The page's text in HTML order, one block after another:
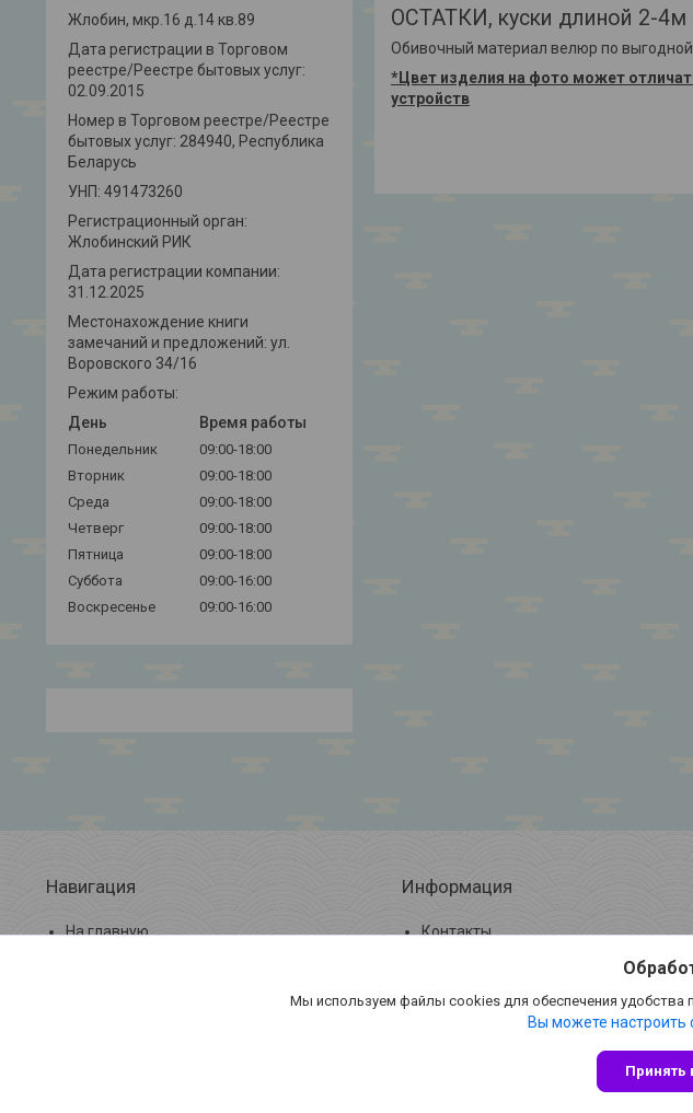
ОСТАТКИ, куски длиной 2-4м
Обивочный материал велюр по выгодной
*Цвет изделия на фото может
устройств
Жлобин, мкр.16 д.14 кв.89
Дата регистрации в Торговом
реестре/Реестре бытовых услуг:
02.09.2015
Номер в Торговом реестре/Реестре
бытовых услуг: 284940, Республика
Беларусь
УНП: 491473260
Регистрационный орган:
Жлобинский РИК
Дата регистрации компании:
31.12.2025
Местонахождение книги
замечаний и предложений: ул.
Воровского 34/16
Режим работы:
День
Время работы
Понедельник
09:00-18:00
Вторник
09:00-18:00
Среда
09:00-18:00
Четверг
09:00-18:00
Пятница
09:00-18:00
Суббота
09:00-16:00
Воскресенье
09:00-16:00
Навигация
На главную
Информация
Контакты
Сайт
Политика
Мы используем файлы cookies для обеспечения удобства
Вы можете настроить
Принять